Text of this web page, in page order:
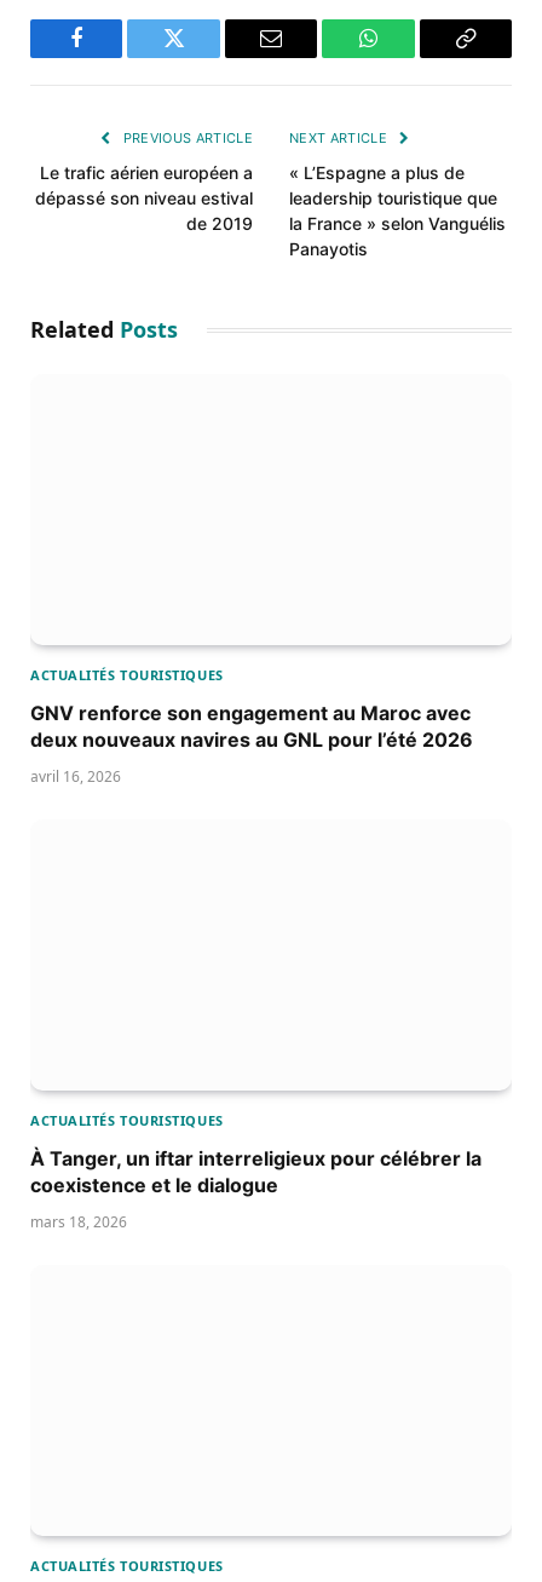
Facebook Twitter Email WhatsAppCopy
PREVIOUS ARTICLE
Le trafic aérien européen a
dépassé son niveau estival
de 2019
NEXT ARTICLE
« L’Espagne a plus de
leadership touristique que
la France » selon Vanguélis
Panayotis
Related Posts
ACTUALITÉS TOURISTIQUES
GNV renforce son engagement au Maroc avec
deux nouveaux navires au GNL pour l’été 2026
avril 16, 2026
ACTUALITÉS TOURISTIQUES
À Tanger, un iftar interreligieux pour célébrer la
coexistence et le dialogue
mars 18, 2026
ACTUALITÉS TOURISTIQUES